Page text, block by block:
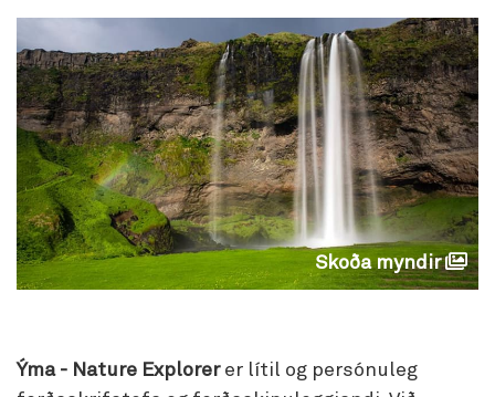
Skoða myndir
Ýma - Nature Explorerer lítil og persónuleg